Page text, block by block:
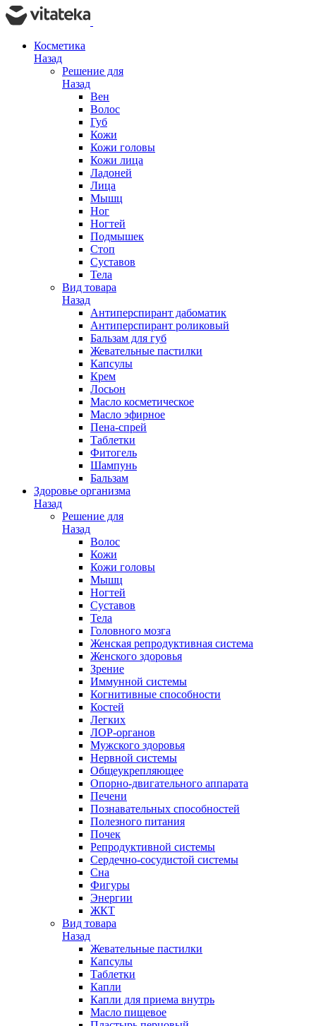
Косметика
Назад
Решение для
Назад
Вен
Волос
Губ
Кожи
Кожи головы
Кожи лица
Ладоней
Лица
Мышц
Ног
Ногтей
Подмышек
Стоп
Суставов
Тела
Вид товара
Назад
Антиперспирант дабоматик
Антиперспирант роликовый
Бальзам для губ
Жевательные пастилки
Капсулы
Крем
Лосьон
Масло косметическое
Масло эфирное
Пена-спрей
Таблетки
Фитогель
Шампунь
Бальзам
Здоровье организма
Назад
Решение для
Назад
Волос
Кожи
Кожи головы
Мышц
Ногтей
Суставов
Тела
Головного мозга
Женская репродуктивная система
Женского здоровья
Зрение
Иммунной системы
Когнитивные способности
Костей
Легких
ЛОР-органов
Мужского здоровья
Нервной системы
Общеукрепляющее
Опорно-двигательного аппарата
Печени
Познавательных способностей
Полезного питания
Почек
Репродуктивной системы
Сердечно-сосудистой системы
Сна
Фигуры
Энергии
ЖКТ
Вид товара
Назад
Жевательные пастилки
Капсулы
Таблетки
Капли
Капли для приема внутрь
Масло пищевое